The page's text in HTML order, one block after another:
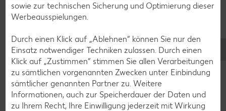
Ausbeinen
Um rohes Fleisch für einen leckeren Rollbraten, Gulasch
oder ein Hähnchenschnitzel selbst vom Knochen zu
schneiden, brauchst du neben dem richtigen Werkzeug vor
allem die passende Technik. Erfahre hier, wie dir das
Ausbeinen gelingt.
sowie zur technischen Sicherung und Optimierung dieser
Werbeausspielungen.
Durch einen Klick auf „Ablehnen“ können Sie nur den
Einsatz notwendiger Techniken zulassen. Durch einen
Klick auf „Zustimmen“ stimmen Sie allen Verarbeitungen
zu sämtlichen vorgenannten Zwecken unter Einbindung
sämtlicher genannten Partner zu. Weitere
Informationen, auch zur Speicherdauer der Daten und
zu Ihrem Recht, Ihre Einwilligung jederzeit mit Wirkung